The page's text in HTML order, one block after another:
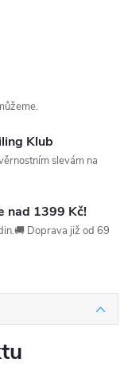
Klub
slevám na
nad 1399 Kč!
Doprava již od 69